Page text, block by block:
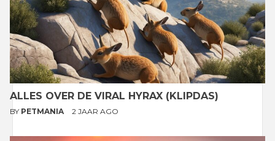
ALLES OVER DE VIRAL HYRAX (KLIPDAS)
BY PETMANIA 2 JAAR AGO